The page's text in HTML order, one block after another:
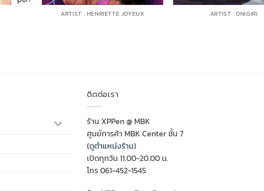
ARTIST : HENRIETTE JOYEUX ARTIST : ONIGIRI
ติดต่อเรา
ร้าน XPPen @ MBK
ศูนย์การค้า MBK Center ชั้น 7
(ดูตำแหน่งร้าน)
เปิดทุกวัน 11.00-20.00 น.
โทร 061-452-1545